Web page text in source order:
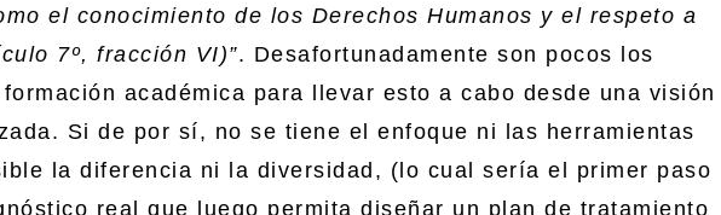
el conocimiento de los Derechos Humanos y el respeto a
7º, fracción VI)”. Desafortunadamente son pocos los
académica para llevar esto a cabo desde una visión
Si de por sí, no se tiene el enfoque ni las herramientas
la diferencia ni la diversidad, (lo cual sería el primer paso
real que luego permita diseñar un plan de tratamiento